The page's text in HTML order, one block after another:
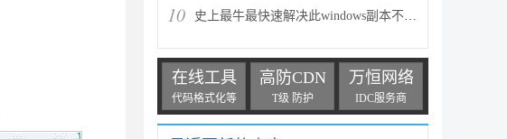
10 史上最牛最快速解决此windows副本不是正版的技巧
在线工具
代码格式化等
高防CDN
T级 防护
万恒网络
IDC服务商